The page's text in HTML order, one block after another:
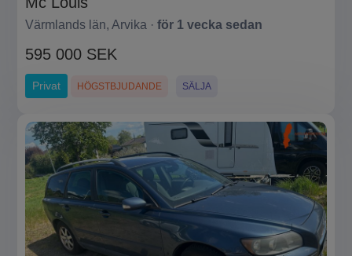
Värmlands län, Arvika · för 1 vecka sedan
595 000 SEK
Privat HÖGSTBJUDANDE SÄLJA